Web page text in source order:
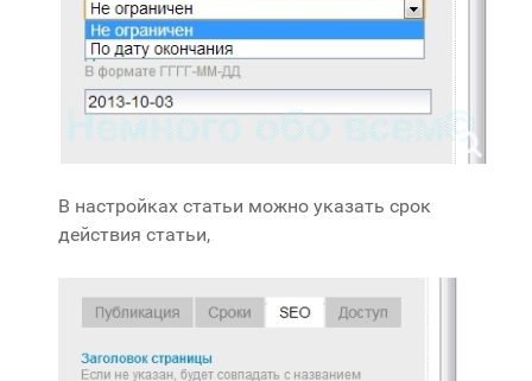
В настройках статьи можно указать срок
действия статьи,